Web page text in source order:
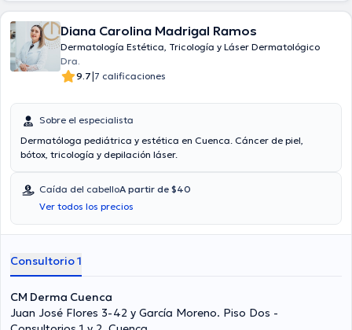
Diana Carolina Madrigal Ramos
Dermatología Estética, Tricología y Láser Dermatológico
Dra.
9.7|7 calificaciones
Sobre el especialista
Dermatóloga pediátrica y estética en Cuenca. Cáncer de piel,
bótox, tricología y depilación láser.
Caída del cabelloA partir de $40
Ver todos los precios
Consultorio 1
CM Derma Cuenca
Juan José Flores 3-42 y García Moreno. Piso Dos -